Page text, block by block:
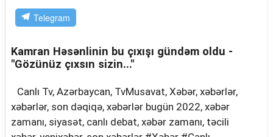
Telegram
Kamran Həsənlinin bu çıxışı gündəm oldu -
"Gözünüz çıxsın sizin..."
Canlı Tv, Azərbaycan, TvMusavat, Xəbər, xəbərlər,
xəbərlər, son dəqiqə, xəbərlər bugün 2022, xəbər
zamanı, siyasət, canlı debat, xəbər zamanı, təcili